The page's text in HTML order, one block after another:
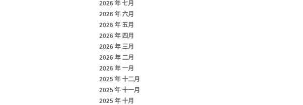
2026 年 七月
2026 年 六月
2026 年 五月
2026 年 四月
2026 年 三月
2026 年 二月
2026 年 一月
2025 年 十二月
2025 年 十一月
2025 年 十月